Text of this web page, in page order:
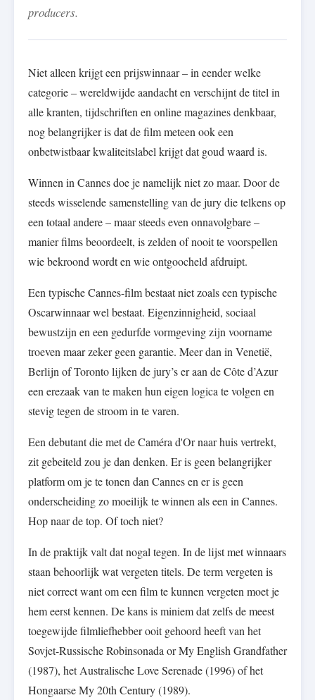
producers.
Niet alleen krijgt een prijswinnaar – in eender welke
categorie – wereldwijde aandacht en verschijnt de titel in
alle kranten, tijdschriften en online magazines denkbaar,
nog belangrijker is dat de film meteen ook een
onbetwistbaar kwaliteitslabel krijgt dat goud waard is.
Winnen in Cannes doe je namelijk niet zo maar. Door de
steeds wisselende samenstelling van de jury die telkens op
een totaal andere – maar steeds even onnavolgbare –
manier films beoordeelt, is zelden of nooit te voorspellen
wie bekroond wordt en wie ontgoocheld afdruipt.
Een typische Cannes-film bestaat niet zoals een typische
Oscarwinnaar wel bestaat. Eigenzinnigheid, sociaal
bewustzijn en een gedurfde vormgeving zijn voorname
troeven maar zeker geen garantie. Meer dan in Venetië,
Berlijn of Toronto lijken de jury’s er aan de Côte d’Azur
een erezaak van te maken hun eigen logica te volgen en
stevig tegen de stroom in te varen.
Een debutant die met de Caméra d'Or naar huis vertrekt,
zit gebeiteld zou je dan denken. Er is geen belangrijker
platform om je te tonen dan Cannes en er is geen
onderscheiding zo moeilijk te winnen als een in Cannes.
Hop naar de top. Of toch niet?
In de praktijk valt dat nogal tegen. In de lijst met winnaars
staan behoorlijk wat vergeten titels. De term vergeten is
niet correct want om een film te kunnen vergeten moet je
hem eerst kennen. De kans is miniem dat zelfs de meest
toegewijde filmliefhebber ooit gehoord heeft van het
Sovjet-Russische Robinsonada or My English Grandfather
(1987), het Australische Love Serenade (1996) of het
Hongaarse My 20th Century (1989).